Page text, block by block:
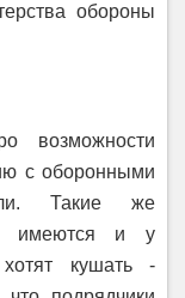
обороны
возможности
с оборонными
Такие же
имеются и у
кушать -